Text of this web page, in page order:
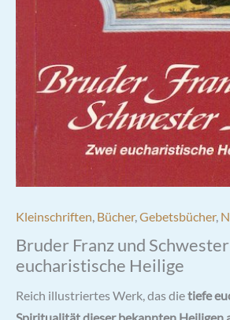
Kleinschriften, Bücher,Gebetsbücher,
Bruder Franz und
eucharistische Heilige
Reich illustriertes Werk, das dietiefe